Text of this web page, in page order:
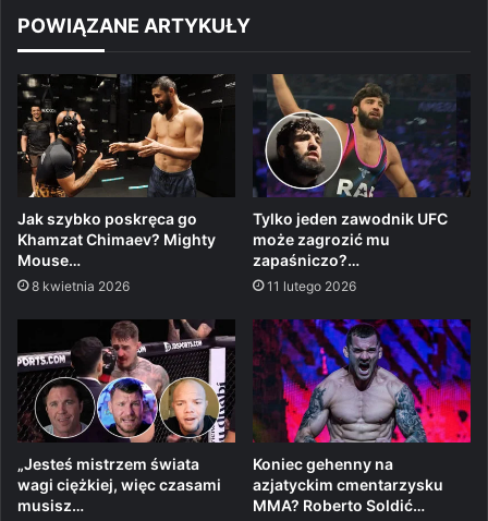
POWIĄZANE ARTYKUŁY
Jak szybko poskręca go
Khamzat Chimaev? Mighty
Mouse…
8 kwietnia 2026
Tylko jeden zawodnik UFC
może zagrozić mu
zapaśniczo?…
11 lutego 2026
„Jesteś mistrzem świata
wagi ciężkiej, więc czasami
musisz…
Koniec gehenny na
azjatyckim cmentarzysku
MMA? Roberto Soldić…